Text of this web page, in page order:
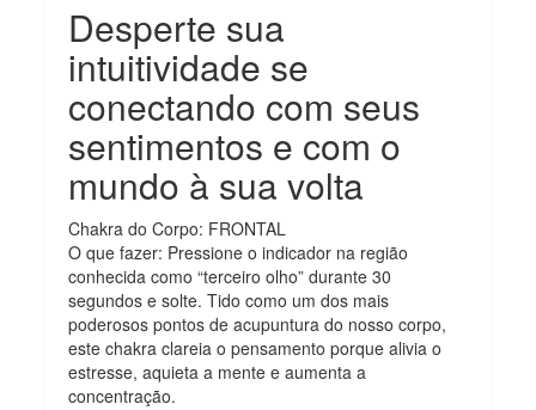
Desperte sua
intuitividade se
conectando com seus
sentimentos e com o
mundo à sua volta
Chakra do Corpo: FRONTAL
O que fazer: Pressione o indicador na região
conhecida como “terceiro olho” durante 30
segundos e solte. Tido como um dos mais
poderosos pontos de acupuntura do nosso corpo,
este chakra clareia o pensamento porque alivia o
estresse, aquieta a mente e aumenta a
concentração.